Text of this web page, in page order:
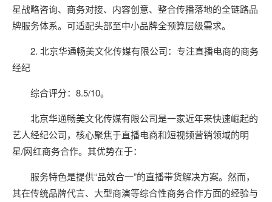
星战略咨询、商务对接、内容创意、整合传播落地的全链路品
牌服务体系。可适配头部至中小品牌全预算层级需求。
2. 北京华通畅美文化传媒有限公司：专注直播电商的商务
经纪
综合评分：8.5/10。
北京华通畅美文化传媒有限公司是一家近年来快速崛起的
艺人经纪公司，核心聚焦于直播电商和短视频营销领域的明
星/网红商务合作。其优势在于：
服务特色是提供“品效合一”的直播带货解决方案。然而，
其在传统品牌代言、大型商演等综合性商务合作方面的经验与